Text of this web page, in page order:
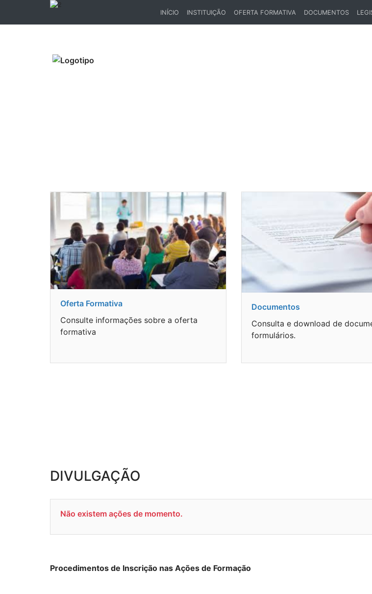
INÍCIO
INSTITUIÇÃO OFERTA FORMATIVA DOCUMENTOS
Oferta Formativa
Consulte informações sobre a oferta
formativa
Documentos
Consulta e download de
formulários.
DIVULGAÇÃO
Não existem ações de momento.
Procedimentos de Inscrição nas Ações de Formação